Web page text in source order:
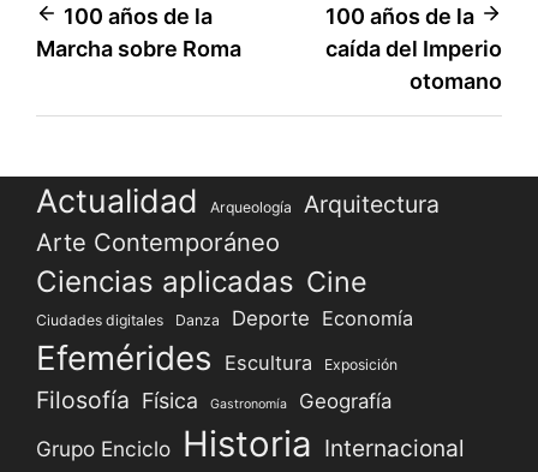
Navegación
de
entradas
100 años de la
Marcha sobre Roma
100 años de la
caída del Imperio
otomano
Actualidad Arqueología Arquitectura
Arte Contemporáneo
Ciencias aplicadas Cine
Ciudades digitales Danza Deporte Economía
Efemérides Escultura Exposición
Filosofía Física Gastronomía Geografía
Grupo Enciclo Historia Internacional